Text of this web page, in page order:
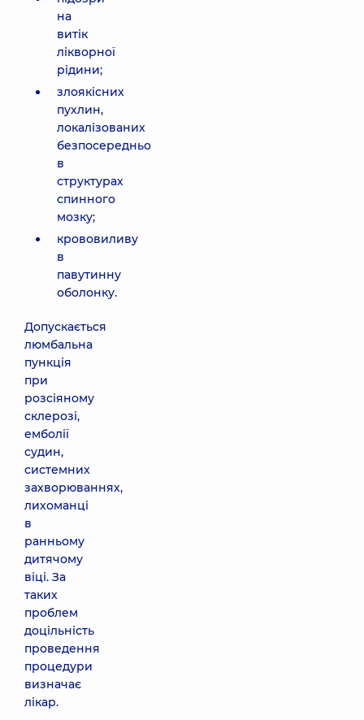
на
витік
лікворної
рідини;
злоякісних
пухлин,
локалізованих
безпосередньо
в
структурах
спинного
мозку;
крововиливу
в
павутинну
оболонку.
Допускається
люмбальна
пункція
при
розсіяному
склерозі,
емболії
судин,
системних
захворюваннях,
лихоманці
в
ранньому
дитячому
віці. За
таких
проблем
доцільність
проведення
процедури
визначає
лікар.